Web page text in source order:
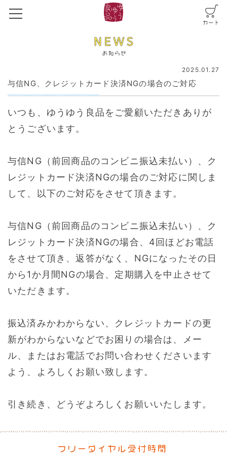
2025.01.27
与信NG、クレジットカード決済NGの場合のご対応
いつも、ゆうゆう良品をご愛顧いただきありが
とうございます。
与信NG（前回商品のコンビニ振込未払い）、ク
レジットカード決済NGの場合のご対応に関しま
して、以下のご対応をさせて頂きます。
与信NG（前回商品のコンビニ振込未払い）、ク
レジットカード決済NGの場合、4回ほどお電話
をさせて頂き、返答がなく、NGになったその日
から1か月間NGの場合、定期購入を中止させて
いただきます。
振込済みかわからない、クレジットカードの更
新がわからないなどでお困りの場合は、メー
ル、またはお電話でお問い合わせくださいます
よう、よろしくお願い致します。
引き続き、どうぞよろしくお願いいたします。